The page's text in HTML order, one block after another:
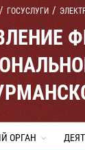
ГОСУСЛУГИ
ОРГАН